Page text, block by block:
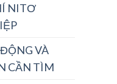
NITƠ
VÀ
CẦN TÌM